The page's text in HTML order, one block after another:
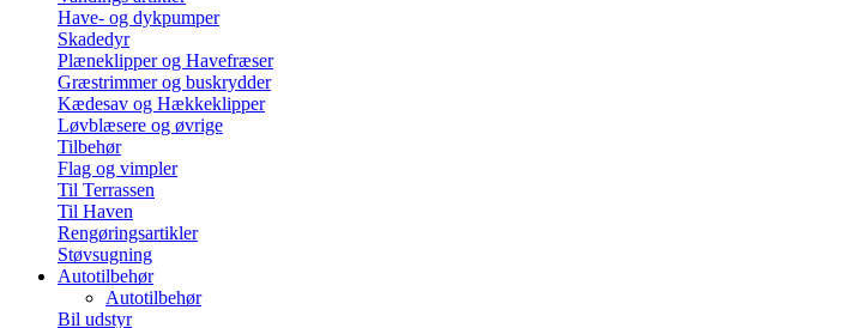
Have- og dykpumper
Skadedyr
Plæneklipper og Havefræser
Græstrimmer og buskrydder
Kædesav og Hækkeklipper
Løvblæsere og øvrige
Tilbehør
Flag og vimpler
Til Terrassen
Til Haven
Rengøringsartikler
Støvsugning
Autotilbehør
Autotilbehør
Bil udstyr